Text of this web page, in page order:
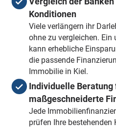
Konditionen
Viele verlängern ihr
ohne zu vergleichen. Ein
kann erhebliche
die passende
Immobilie in Kiel.
Individuelle Beratung
maßgeschneiderte
Jede
prüfen Ihre bestehenden